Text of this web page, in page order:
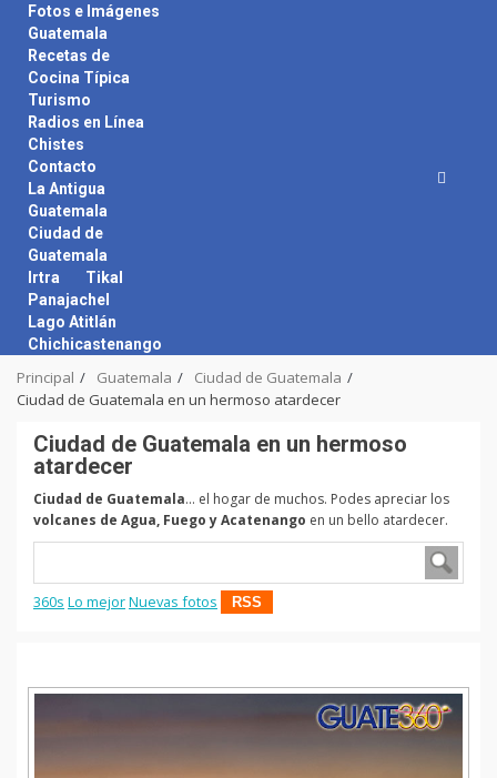
content
Fotos e Imágenes
Guatemala
Recetas de
Cocina Típica
Turismo
Radios en Línea
Chistes
Contacto
La Antigua
Guatemala
Ciudad de
Guatemala
Irtra
Tikal
Panajachel
Lago Atitlán
Chichicastenango
Principal Guatemala
Ciudad de Guatemala
Ciudad de Guatemala en un hermoso atardecer
Ciudad de Guatemala en un hermoso
atardecer
Ciudad de Guatemala... el hogar de muchos. Podes apreciar los
volcanes de Agua, Fuego y Acatenango en un bello atardecer.
360s Lo mejorNuevas fotos RSS